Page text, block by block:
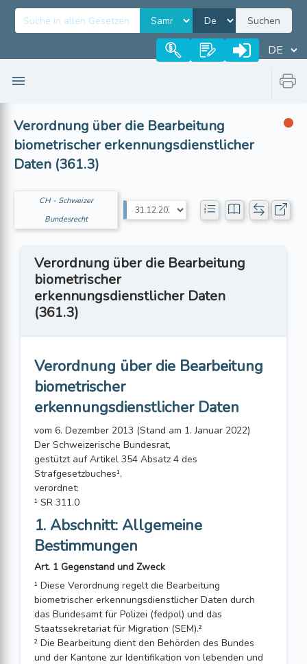
Suchen
Verordnung über die Bearbeitung
biometrischer erkennungsdienstlicher
Daten (361.3)
CH - Schweizer
Bundesrecht
Verordnung über die Bearbeitung
biometrischer
erkennungsdienstlicher Daten
(361.3)
Verordnung über die Bearbeitung
biometrischer
erkennungsdienstlicher Daten
vom 6. Dezember 2013 (Stand am 1. Januar 2022)
Der Schweizerische Bundesrat,
gestützt auf Artikel 354 Absatz 4 des
Strafgesetzbuches¹,
verordnet:
¹ SR 311.0
1. Abschnitt: Allgemeine
Bestimmungen
Art. 1 Gegenstand und Zweck
¹ Diese Verordnung regelt die Bearbeitung
biometrischer erkennungsdienstlicher Daten durch
das Bundesamt für Polizei (fedpol) und das
Staatssekretariat für Migration (SEM).²
² Die Bearbeitung dient den Behörden des Bundes
und der Kantone zur Identifika­tion von lebenden und